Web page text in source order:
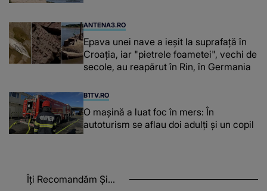
ANTENA3.RO
Epava unei nave a ieșit la suprafață în
Croația, iar "pietrele foametei", vechi de
secole, au reapărut în Rin, în Germania
B1TV.RO
O maşină a luat foc în mers: În
autoturism se aflau doi adulți și un copil
Îți Recomandăm Și...